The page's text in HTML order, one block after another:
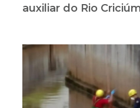
auxiliar do Rio